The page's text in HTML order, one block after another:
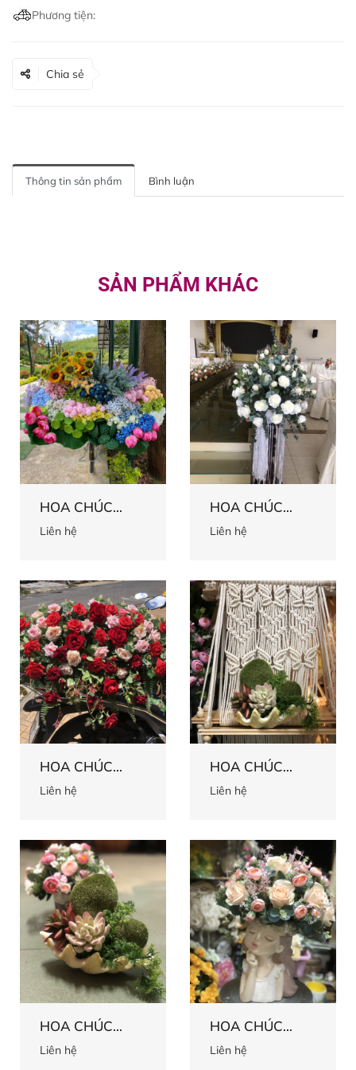
Phương tiện:
Chia sẻ
Thông tin sản phẩm Bình luận
SẢN PHẨM KHÁC
HOA CHÚC
MỪNG 66
Liên hệ
HOA CHÚC
MỪNG 65
Liên hệ
HOA CHÚC
MỪNG 64
Liên hệ
HOA CHÚC
MỪNG 63
Liên hệ
HOA CHÚC
MỪNG 62
Liên hệ
HOA CHÚC
MỪNG 61
Liên hệ